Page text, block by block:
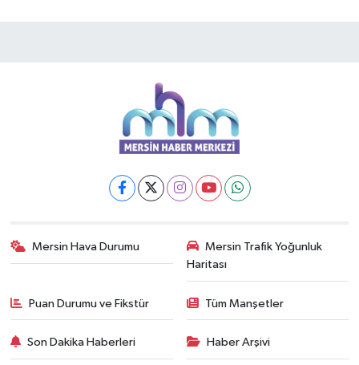
Mersin Hava Durumu
Mersin Trafik Yoğunluk
Haritası
Puan Durumu ve Fikstür Tüm Manşetler
Son Dakika Haberleri Haber Arşivi